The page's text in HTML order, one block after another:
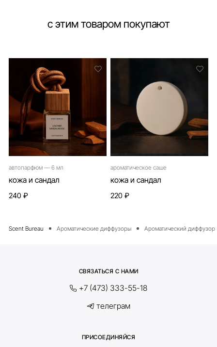
с этим товаром покупают
автопарфюм — 6 мл
кожа и сандал
240 ₽
ароматическое саше
кожа и сандал
220 ₽
Ароматические диффузоры Ароматический
СВЯЗАТЬСЯ С НАМИ
+7 (473) 333-55-18
телеграм
ПРИСОЕДИНЯЙСЯ